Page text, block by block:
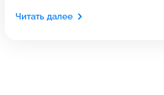
Читать далее
8 Красноармейская, 18
8 Красноармейская, 18